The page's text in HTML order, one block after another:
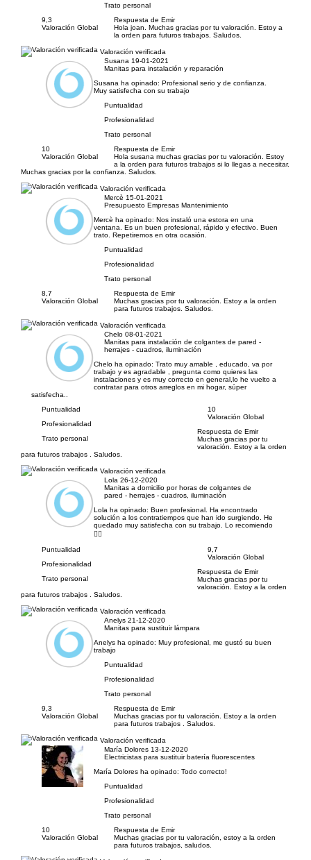
Trato personal
9,3
Valoración Global
Respuesta de Emir
Hola joan. Muchas gracias por tu valoración. Estoy a
la orden para futuros trabajos. Saludos.
Valoración verificada
Susana 19-01-2021
Manitas para instalación y reparación
Susana ha opinado: Profesional serio y de confianza.
Muy satisfecha con su trabajo
Puntualidad
Profesionalidad
Trato personal
10
Valoración Global
Respuesta de Emir
Hola susana muchas gracias por tu valoración. Estoy
a la orden para futuros trabajos si lo llegas a necesitar.
Muchas gracias por la confianza. Saludos.
Valoración verificada
Mercè 15-01-2021
Presupuesto Empresas Mantenimiento
Mercè ha opinado: Nos instaló una estora en una
ventana. Es un buen profesional, rápido y efectivo. Buen
trato. Repetiremos en otra ocasión.
Puntualidad
Profesionalidad
Trato personal
8,7
Valoración Global
Respuesta de Emir
Muchas gracias por tu valoración. Estoy a la orden
para futuros trabajos. Saludos.
Valoración verificada
Chelo 08-01-2021
Manitas para instalación de colgantes de pared -
herrajes - cuadros, iluminación
Chelo ha opinado: Trato muy amable , educado, va por
trabajo y es agradable , pregunta como quieres las
instalaciones y es muy correcto en general,lo he vuelto a
contratar para otros arreglos en mi hogar, súper
satisfecha..
Puntualidad
Profesionalidad
Trato personal
10
Valoración Global
Respuesta de Emir
Muchas gracias por tu
valoración. Estoy a la orden
para futuros trabajos . Saludos.
Valoración verificada
Lola 26-12-2020
Manitas a domicilio por horas de colgantes de
pared - herrajes - cuadros, iluminación
Lola ha opinado: Buen profesional. Ha encontrado
solución a los contratiempos que han ido surgiendo. He
quedado muy satisfecha con su trabajo. Lo recomiendo
👍🏻
Puntualidad
Profesionalidad
Trato personal
9,7
Valoración Global
Respuesta de Emir
Muchas gracias por tu
valoración. Estoy a la orden
para futuros trabajos . Saludos.
Valoración verificada
Anelys 21-12-2020
Manitas para sustituir lámpara
Anelys ha opinado: Muy profesional, me gustó su buen
trabajo
Puntualidad
Profesionalidad
Trato personal
9,3
Valoración Global
Respuesta de Emir
Muchas gracias por tu valoración. Estoy a la orden
para futuros trabajos . Saludos.
Valoración verificada
María Dolores 13-12-2020
Electricistas para sustituir batería fluorescentes
María Dolores ha opinado: Todo correcto!
Puntualidad
Profesionalidad
Trato personal
10
Valoración Global
Respuesta de Emir
Muchas gracias por tu valoración, estoy a la orden
para futuros trabajos, saludos.